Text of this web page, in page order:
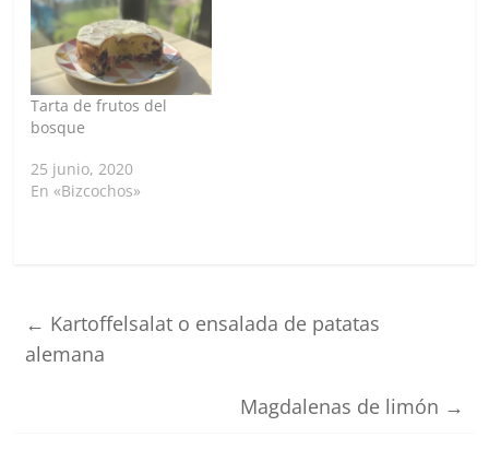
Tarta de frutos del
bosque
25 junio, 2020
En «Bizcochos»
← Kartoffelsalat o ensalada de patatas
alemana
Magdalenas de limón →